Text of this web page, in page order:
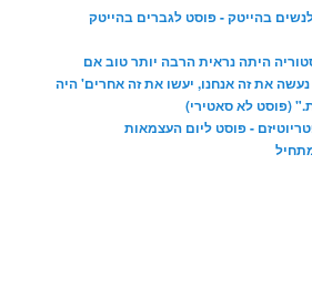
בהייטק - פוסט לגברים בהייטק
היתה נראית הרבה יותר טוב אם
את זה אנחנו, יעשו את זה אחרים' היה
(פוסט לא סאטירי)
- פוסט ליום העצמאות